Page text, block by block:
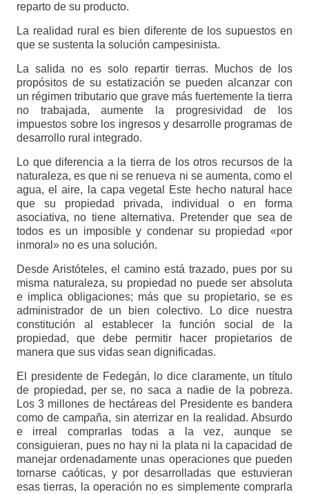
reparto de su producto.
La realidad rural es bien diferente de los supuestos en
que se sustenta la solución campesinista.
La salida no es solo repartir tierras. Muchos de los
propósitos de su estatización se pueden alcanzar con
un régimen tributario que grave más fuertemente la tierra
no trabajada, aumente la progresividad de los
impuestos sobre los ingresos y desarrolle programas de
desarrollo rural integrado.
Lo que diferencia a la tierra de los otros recursos de la
naturaleza, es que ni se renueva ni se aumenta, como el
agua, el aire, la capa vegetal Este hecho natural hace
que su propiedad privada, individual o en forma
asociativa, no tiene alternativa. Pretender que sea de
todos es un imposible y condenar su propiedad «por
inmoral» no es una solución.
Desde Aristóteles, el camino está trazado, pues por su
misma naturaleza, su propiedad no puede ser absoluta
e implica obligaciones; más que su propietario, se es
administrador de un bien colectivo. Lo dice nuestra
constitución al establecer la función social de la
propiedad, que debe permitir hacer propietarios de
manera que sus vidas sean dignificadas.
El presidente de Fedegán, lo dice claramente, un título
de propiedad, per se, no saca a nadie de la pobreza.
Los 3 millones de hectáreas del Presidente es bandera
como de campaña, sin aterrizar en la realidad. Absurdo
e irreal comprarlas todas a la vez, aunque se
consiguieran, pues no hay ni la plata ni la capacidad de
manejar ordenadamente unas operaciones que pueden
tornarse caóticas, y por desarrolladas que estuvieran
esas tierras, la operación no es simplemente comprarla